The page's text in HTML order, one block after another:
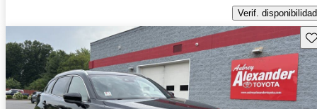
Verif. disponibilidad